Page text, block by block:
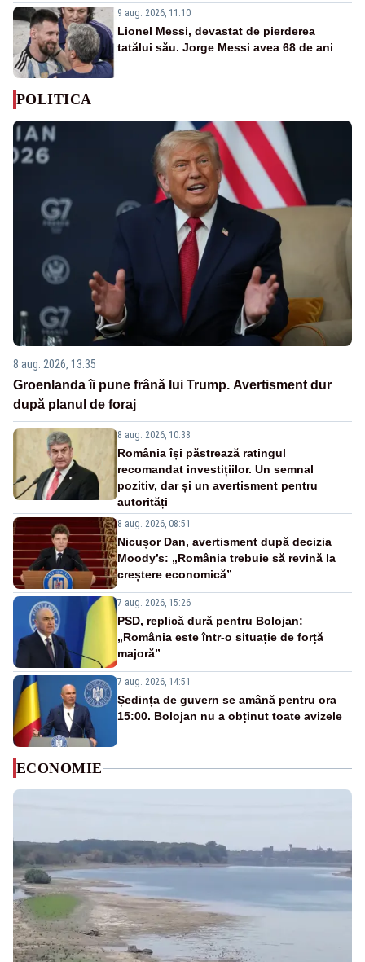
9 aug. 2026, 11:10
Lionel Messi, devastat de pierderea
tatălui său. Jorge Messi avea 68 de ani
POLITICA
8 aug. 2026, 13:35
Groenlanda îi pune frână lui Trump. Avertisment dur
după planul de foraj
8 aug. 2026, 10:38
România își păstrează ratingul
recomandat investițiilor. Un semnal
pozitiv, dar și un avertisment pentru
autorități
8 aug. 2026, 08:51
Nicușor Dan, avertisment după decizia
Moody’s: „România trebuie să revină la
creștere economică”
7 aug. 2026, 15:26
PSD, replică dură pentru Bolojan:
„România este într-o situație de forță
majoră”
7 aug. 2026, 14:51
Ședința de guvern se amână pentru ora
15:00. Bolojan nu a obținut toate avizele
ECONOMIE